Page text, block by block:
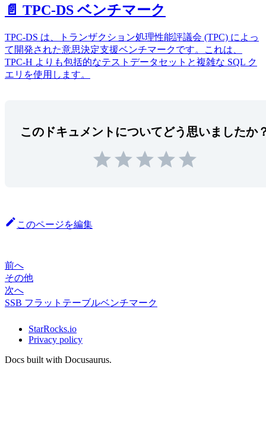
📄️ TPC-DS ベンチマーク
TPC-DS は、トランザクション処理性能評議会 (TPC) によっ
て開発された意思決定支援ベンチマークです。これは、
TPC-H よりも包括的なテストデータセットと複雑な SQL ク
エリを使用します。
このドキュメントについてどう思いましたか
このページを編集
前へ
その他
次へ
SSB フラットテーブルベンチマーク
StarRocks.io
Privacy policy
Docs built with Docusaurus.